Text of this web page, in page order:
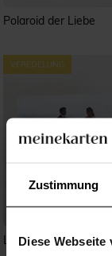
Zustimmung
Diese Webseite
Polaroid der Liebe
Laub